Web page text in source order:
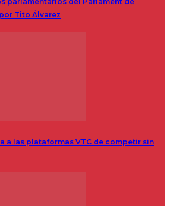
Tito Álvarez
a las plataformas VTC de competir sin